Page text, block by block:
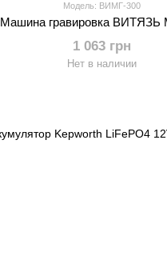
Модель: ВИМГ-300
Машина гравировка ВИТЯЗЬ
1 063 грн
Нет в наличии